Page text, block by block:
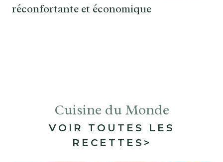
réconfortante et économique
Cuisine du Monde
VOIR TOUTES LES
RECETTES>